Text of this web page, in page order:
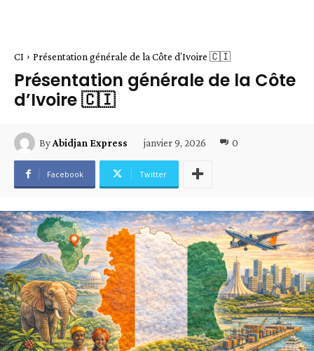
CI Présentation générale de la Côte d’Ivoire 🇨🇮
Présentation générale de la Côte
d’Ivoire 🇨🇮
ByAbidjan Express janvier 9, 2026 0
Facebook Twitter